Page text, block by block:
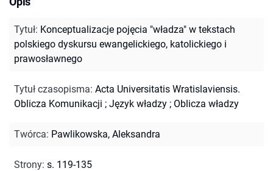
Tytuł: Konceptualizacje pojęcia "władza" w tekstach
polskiego dyskursu ewangelickiego, katolickiego i
prawosławnego
Tytuł czasopisma: Acta Universitatis Wratislaviensis.
Oblicza Komunikacji ; Język władzy ; Oblicza władzy
Twórca: Pawlikowska, Aleksandra
Strony: s. 119-135